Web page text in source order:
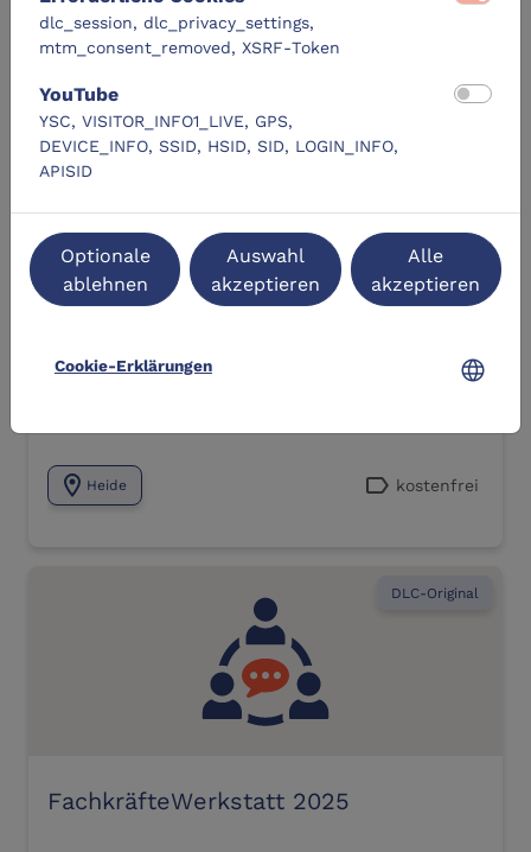
dlc_session, dlc_privacy_settings,
mtm_consent_removed, XSRF-Token
YouTube
YSC, VISITOR_INFO1_LIVE, GPS,
DEVICE_INFO, SSID, HSID, SID, LOGIN_INFO,
APISID
Optionale
ablehnen
Auswahl
akzeptieren
Alle
akzeptieren
Cookie-Erklärungen language
Einführung in ChatGPT
location_on Heide label kostenfrei
DLC-Original
FachkräfteWerkstatt 2025